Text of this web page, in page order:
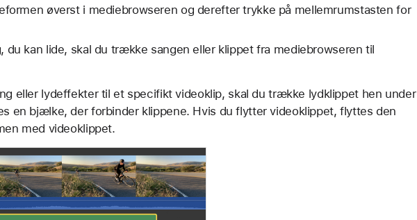
øverst i mediebrowseren og derefter trykke på mellemrumstasten for
du kan lide, skal du trække sangen eller klippet fra mediebrowseren til
eller lydeffekter til et specifikt videoklip, skal du trække lydklippet hen under
en bjælke, der forbinder klippene. Hvis du flytter videoklippet, flyttes den
med videoklippet.